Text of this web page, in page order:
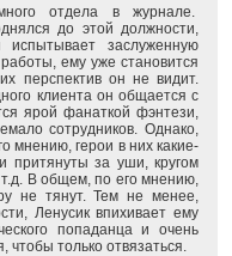
отдела в журнале.
до этой должности,
заслуженную
ему уже становится
перспектив он не видит.
клиента он общается с
ярой фанаткой фэнтези,
сотрудников. Однако,
мнению, герои в них какие-
притянуты за уши, кругом
В общем, по его мнению,
не тянут. Тем не менее,
Ленусик впихивает ему
попаданца и очень
чтобы только отвязаться.